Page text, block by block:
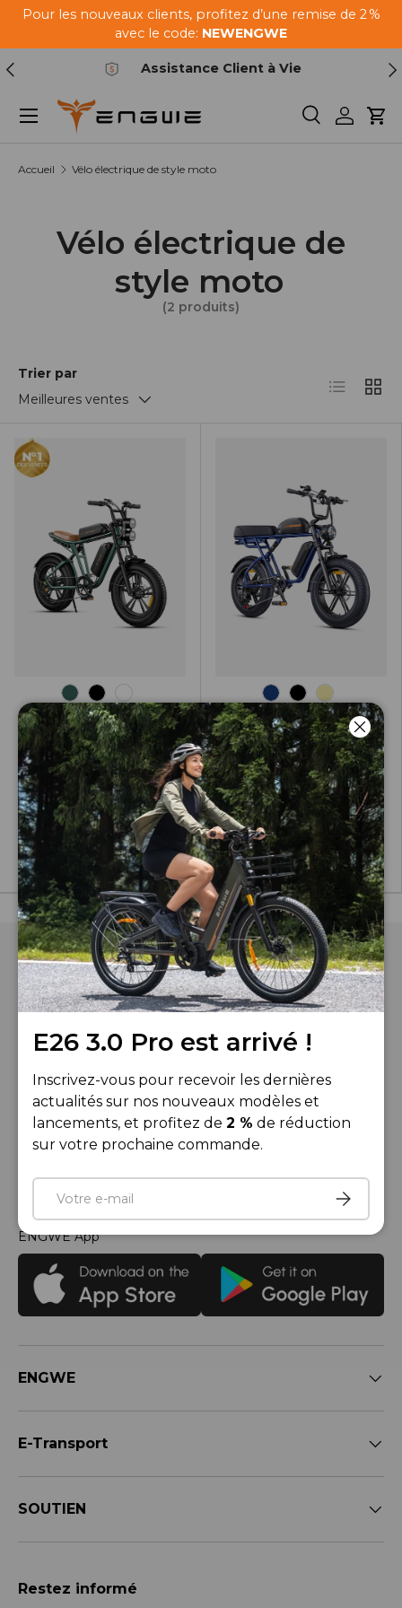
Aller au contenu
Pour les nouveaux clients, profitez d’une remise de 2 %
avec le code: NEWENGWE
Précédent
Assistance Client à Vie
Recherche
Se
Menu
Accueil Vélo électrique de style moto
Vélo électrique de
style moto
(2 produits)
Trier par
Meilleures ventes
Liste Grille
VertNoir Onyx
Blanc Neige
ENGWE M20
VTT Électrique Fat Bike
Tout Suspendu - Style
Moto275 avis
€1,099.00
Acheter
BleuNoir Onyx
Jaune
ENGWE M1
Vélo Électrique Style
Moto - 65Nm de Couple
(Norme UE)209 avis
€1,099.00
Acheter
E26 3.0 Pro est arrivé !
Inscrivez-vous pour recevoir les dernières
actualités sur nos nouveaux modèles et
lancements, et profitez de 2 % de réduction
sur votre prochaine commande.
S’inscrire
Téléphone :
Horaires :
9h00 – 18h00 (GMT+1), du lundi au vendredi
E-mail :
Roulez intelligemment
ENGWE App
ENGWE
E-Transport
SOUTIEN
Restez informé